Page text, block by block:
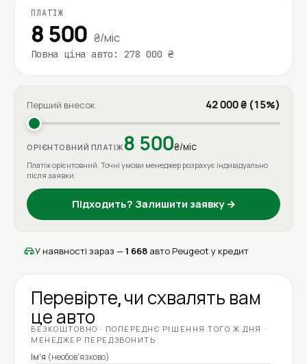
ПЛАТІЖ
8 500 ₴/міс
Повна ціна авто: 278 000 ₴
Перший внесок 42 000 ₴ (15%)
ОРІЄНТОВНИЙ ПЛАТІЖ8 500₴/міс
Платіж орієнтовний. Точні умови менеджер розрахує індивідуально
після заявки.
Підходить? Залишити заявку →
У наявності зараз —1 668 авто Peugeot у кредит
Перевірте, чи схвалять вам
це авто
БЕЗКОШТОВНО · ПОПЕРЕДНЄ РІШЕННЯ ТОГО Ж ДНЯ ·
МЕНЕДЖЕР ПЕРЕДЗВОНИТЬ
Ім'я (необов'язково)